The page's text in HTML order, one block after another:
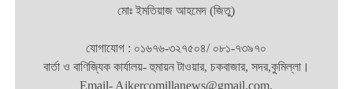
চাঁদপুরে মাদক বিরোধী অভিযানে নিরীহ প্রবাসীর মৃত্যু
অর্থনীতিতে বড় লাফ: ২০২৯ সালের মধ্যেই ৫.১
ট্রিলিয়ন ডলারে পৌঁছাচ্ছে ভারতের জিডিপি
মোঃ ইমতিয়াজ আহমেদ (জিতু)
যোগাযোগ : ০১৬৭৬-৩২৭৫০৪/ ০৮১-৭৩৯৭০
বার্তা ও বাণিজ্যিক কার্যালয়- হুমায়ন টাওয়ার, চকবাজার, সদর,কুমিল্লা।
Email- Ajkercomillanews@gmail.com.